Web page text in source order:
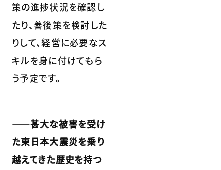
策の進捗状況を確認し
たり、善後策を検討した
りして、経営に必要なス
キルを身に付けてもら
う予定です。
――甚大な被害を受け
た東日本大震災を乗り
越えてきた歴史を持つ